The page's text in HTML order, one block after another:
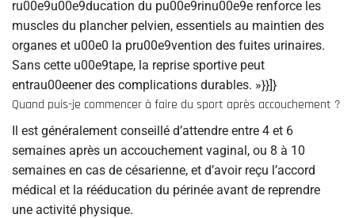
ru00e9u00e9ducation du pu00e9rinu00e9e renforce les
muscles du plancher pelvien, essentiels au maintien des
organes et u00e0 la pru00e9vention des fuites urinaires.
Sans cette u00e9tape, la reprise sportive peut
entrau00eener des complications durables. »}}]}
Quand puis-je commencer à faire du sport après accouchement ?
Il est généralement conseillé d’attendre entre 4 et 6
semaines après un accouchement vaginal, ou 8 à 10
semaines en cas de césarienne, et d’avoir reçu l’accord
médical et la rééducation du périnée avant de reprendre
une activité physique.